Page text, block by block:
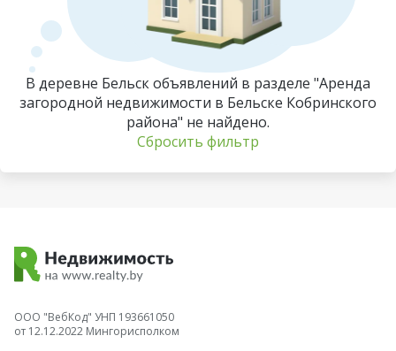
В деревне Бельск объявлений в разделе "Аренда
загородной недвижимости в Бельске Кобринского
района" не найдено.
Сбросить фильтр
ООО "ВебКод" УНП 193661050
от 12.12.2022 Мингорисполком